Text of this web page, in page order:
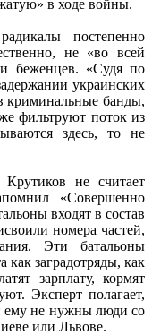
в ходе войны.
постепенно
не «во всей
и беженцев. «Судя по
украинских
криминальные банды,
фильтруют поток из
здесь, то не
не считает
«Совершенно
входят в состав
номера частей,
Эти батальоны
заградотряды, как
зарплату, кормят
Эксперт полагает,
ему не нужны люди со
или Львове.